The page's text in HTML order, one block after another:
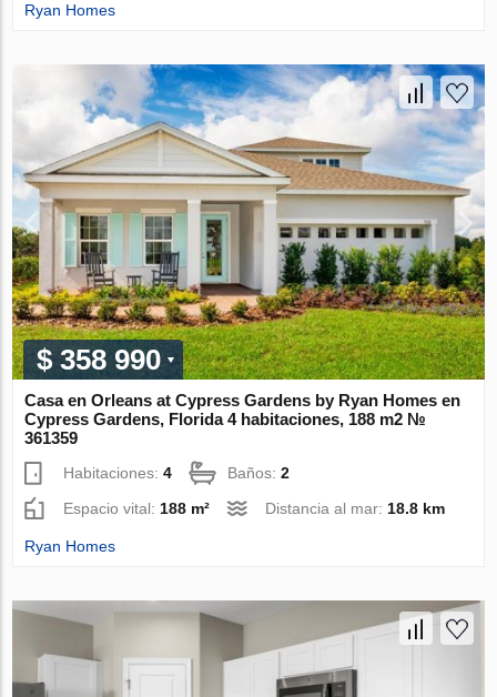
Ryan Homes
$ 358 990
Casa en Orleans at Cypress Gardens by Ryan Homes en
Cypress Gardens, Florida 4 habitaciones, 188 m2 №
361359
Habitaciones:4 Baños:2
Espacio vital: 188 m² Distancia al mar: 18.8 km
Ryan Homes